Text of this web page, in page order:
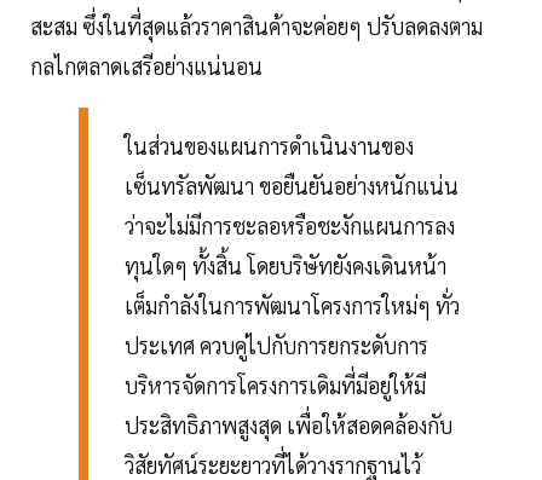
สะสม ซึ่งในที่สุดแล้วราคาสินค้าจะค่อยๆ ปรับลดลงตาม
กลไกตลาดเสรีอย่างแน่นอน
ในส่วนของแผนการดำเนินงานของ
เซ็นทรัลพัฒนา ขอยืนยันอย่างหนักแน่น
ว่าจะไม่มีการชะลอหรือชะงักแผนการลง
ทุนใดๆ ทั้งสิ้น โดยบริษัทยังคงเดินหน้า
เต็มกำลังในการพัฒนาโครงการใหม่ๆ ทั่ว
ประเทศ ควบคู่ไปกับการยกระดับการ
บริหารจัดการโครงการเดิมที่มีอยู่ให้มี
ประสิทธิภาพสูงสุด เพื่อให้สอดคล้องกับ
วิสัยทัศน์ระยะยาวที่ได้วางรากฐานไว้